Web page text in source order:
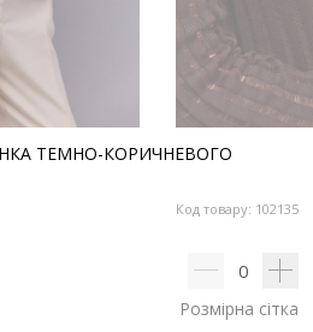
ТЕМНО-КОРИЧНЕВОГО
Код товару: 102135
0
Розмірна сітка